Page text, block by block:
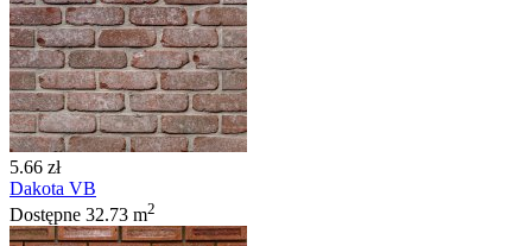
5.66 zł
Dakota VB
Dostępne 32.73 m2